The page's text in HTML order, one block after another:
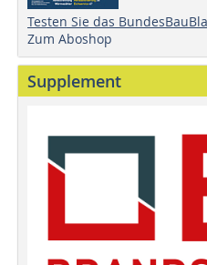
Testen Sie das
Zum Aboshop
Supplement